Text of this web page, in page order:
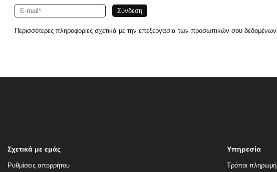
Περισσότερες πληροφορίες σχετικά με την επεξεργασία των προσωπικών σου δεδομένων
Σχετικά με εμάς
Ρυθμίσεις απορρήτου
Υπηρεσία
Τρόποι